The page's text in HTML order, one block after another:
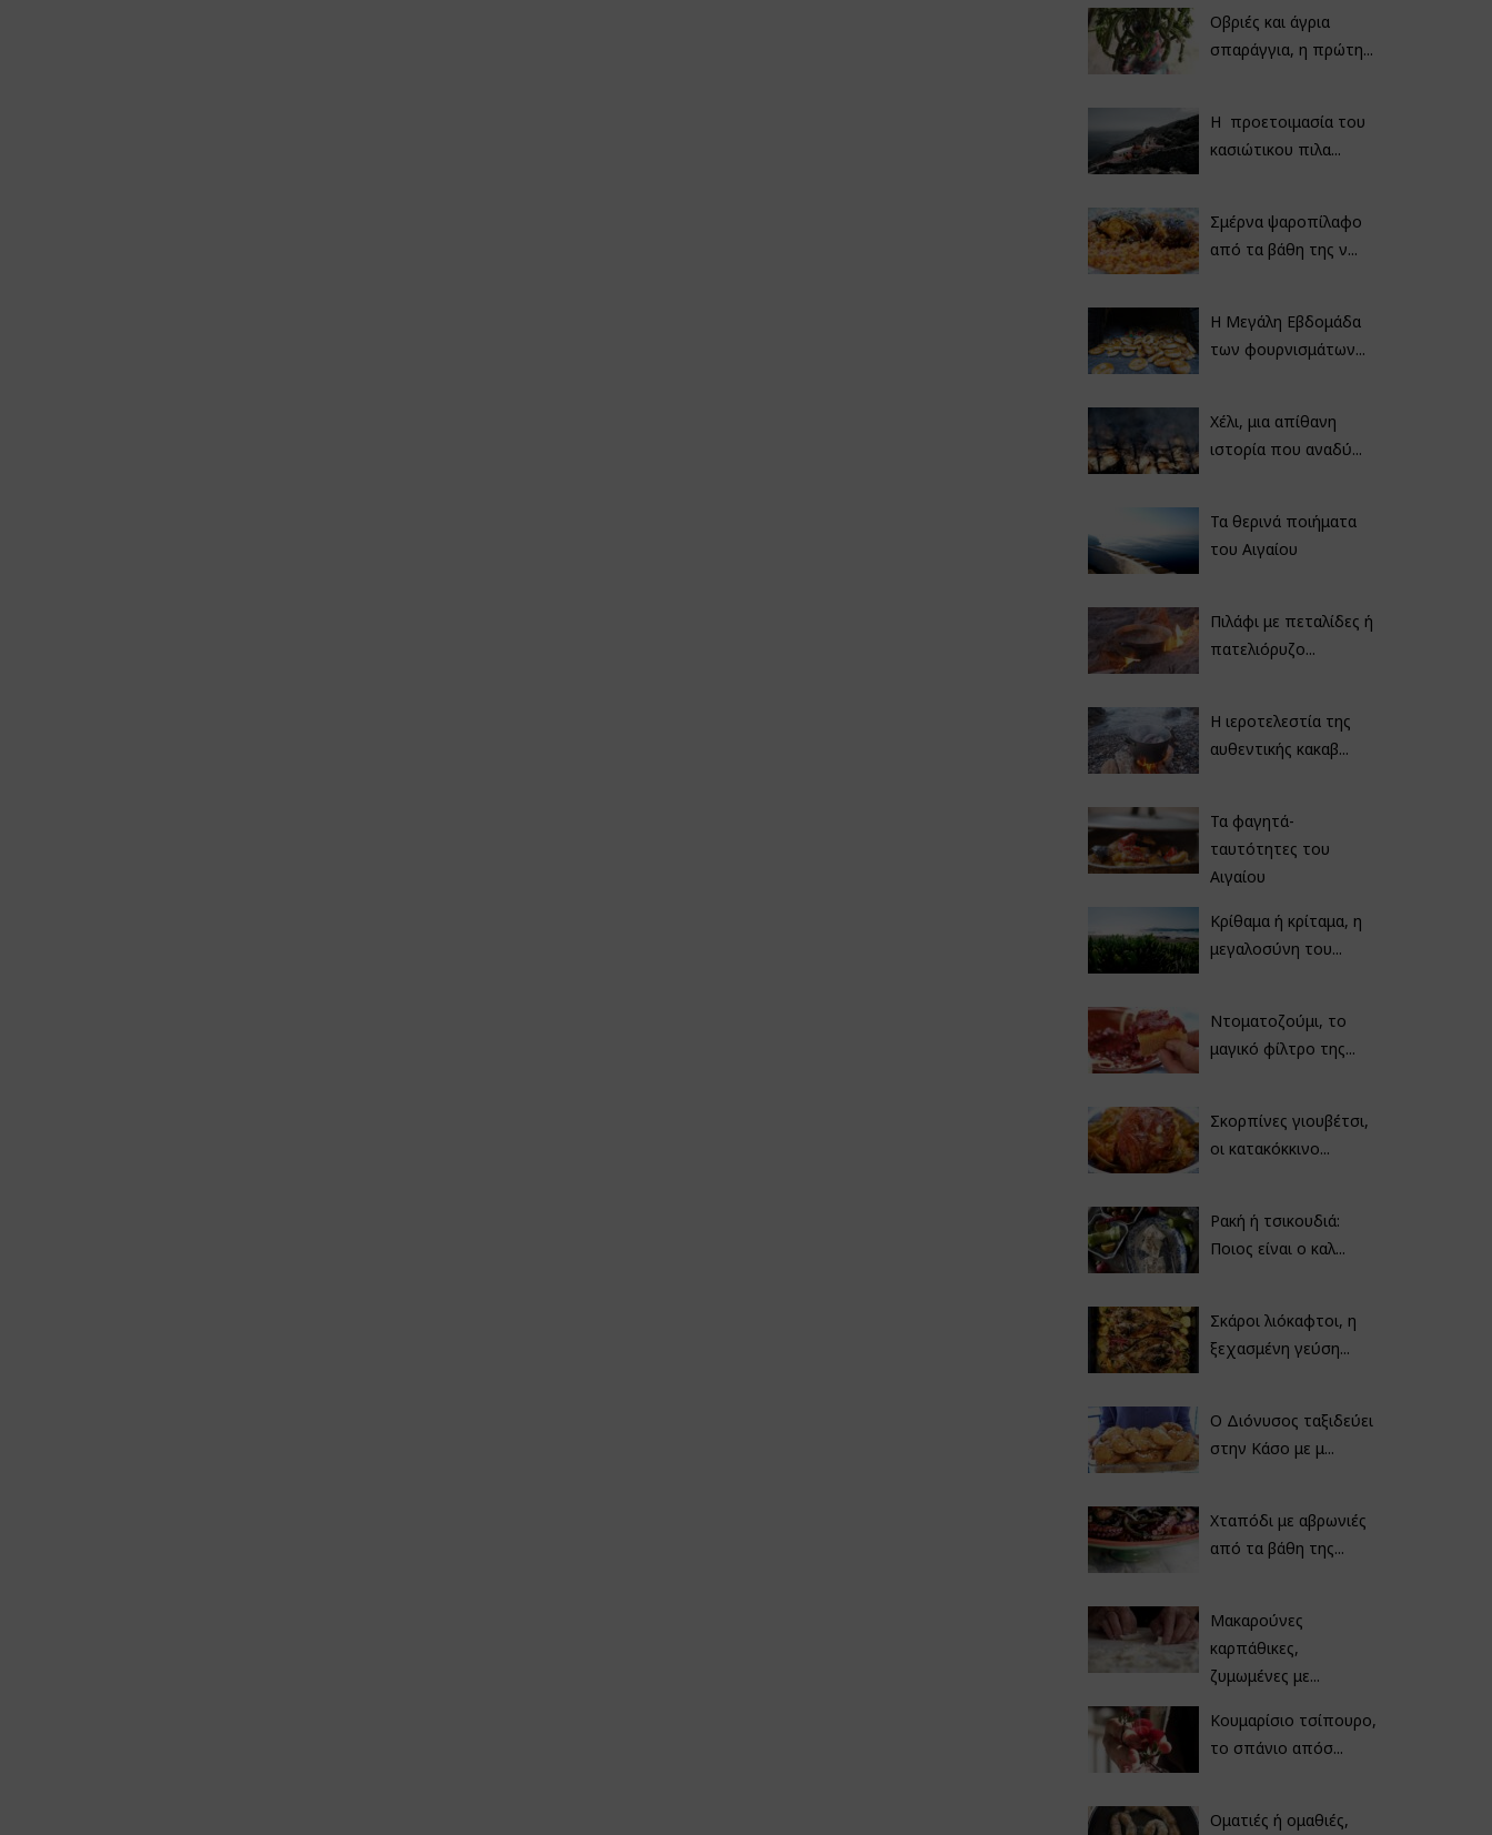
Οβριές και άγρια
σπαράγγια, η πρώτη...
Η προετοιμασία του
κασιώτικου πιλα...
Σμέρνα ψαροπίλαφο
από τα βάθη της ν...
Η Μεγάλη Εβδομάδα
των φουρνισμάτων...
Χέλι, μια απίθανη
ιστορία που αναδύ...
Τα θερινά ποιήματα
του Αιγαίου
Πιλάφι με πεταλίδες ή
πατελιόρυζο...
Η ιεροτελεστία της
αυθεντικής κακαβ...
Τα φαγητά-
ταυτότητες του
Αιγαίου
Κρίθαμα ή κρίταμα, η
μεγαλοσύνη του...
Ντοματοζούμι, το
μαγικό φίλτρο της...
Σκορπίνες γιουβέτσι,
οι κατακόκκινο...
Ρακή ή τσικουδιά:
Ποιος είναι ο καλ...
Σκάροι λιόκαφτοι, η
ξεχασμένη γεύση...
Ο Διόνυσος ταξιδεύει
στην Κάσο με μ...
Χταπόδι με αβρωνιές
από τα βάθη της...
Μακαρούνες
καρπάθικες,
ζυμωμένες με...
Κουμαρίσιο τσίπουρο,
το σπάνιο απόσ...
Οματιές ή ομαθιές,